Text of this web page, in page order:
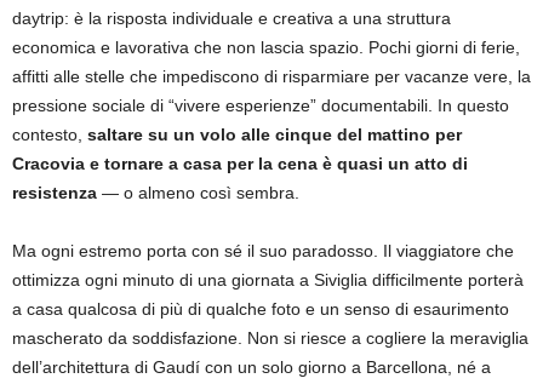
daytrip: è la risposta individuale e creativa a una struttura
economica e lavorativa che non lascia spazio. Pochi giorni di ferie,
affitti alle stelle che impediscono di risparmiare per vacanze vere, la
pressione sociale di “vivere esperienze” documentabili. In questo
contesto, saltare su un volo alle cinque del mattino per
Cracovia e tornare a casa per la cena è quasi un atto di
resistenza — o almeno così sembra.
Ma ogni estremo porta con sé il suo paradosso. Il viaggiatore che
ottimizza ogni minuto di una giornata a Siviglia difficilmente porterà
a casa qualcosa di più di qualche foto e un senso di esaurimento
mascherato da soddisfazione. Non si riesce a cogliere la meraviglia
dell’architettura di Gaudí con un solo giorno a Barcellona, né a